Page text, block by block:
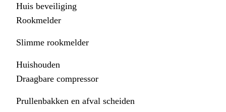
Huis beveiliging
Rookmelder
Slimme rookmelder
Huishouden
Draagbare compressor
Prullenbakken en afval scheiden